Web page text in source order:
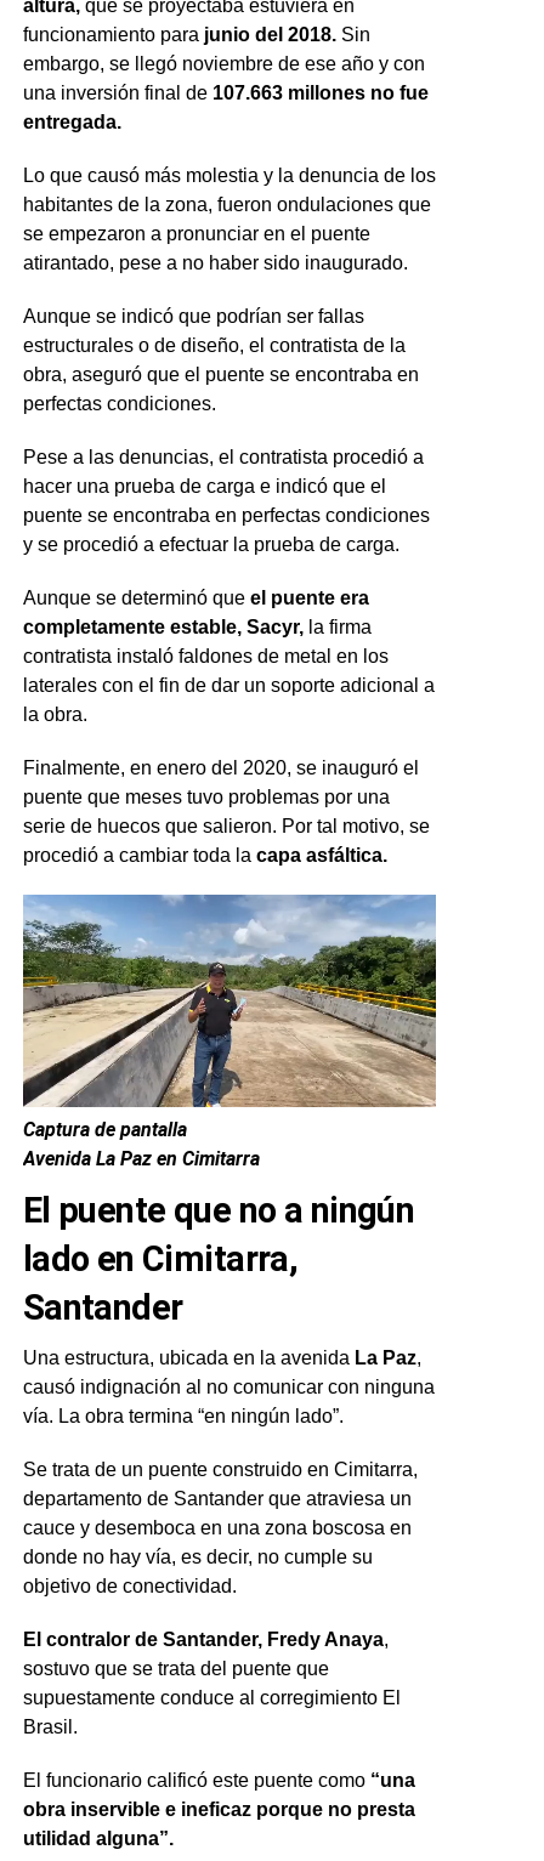
altura,que se proyectaba estuviera en
funcionamiento para junio del 2018.Sin
embargo, se llegó noviembre de ese año y con
una inversión final de 107.663 millones no fue
entregada.
Lo que causó más molestia y la denuncia de los
habitantes de la zona, fueron ondulaciones que
se empezaron a pronunciar en el puente
atirantado, pese a no haber sido inaugurado.
Aunque se indicó que podrían ser fallas
estructurales o de diseño, el contratista de la
obra, aseguró que el puente se encontraba en
perfectas condiciones.
Pese a las denuncias, el contratista procedió a
hacer una prueba de carga e indicó que el
puente se encontraba en perfectas condiciones
y se procedió a efectuar la prueba de carga.
Aunque se determinó queel puente era
completamente estable, Sacyr,la firma
contratista instaló faldones de metal en los
laterales con el fin de dar un soporte adicional a
la obra.
Finalmente, en enero del 2020, se inauguró el
puente que meses tuvo problemas por una
serie de huecos que salieron. Por tal motivo, se
procedió a cambiar toda la capa asfáltica.
Captura de pantalla
Avenida La Paz en Cimitarra
El puente que no a ningún
lado en Cimitarra,
Santander
Una estructura, ubicada en la avenida La Paz,
causó indignación al no comunicar con ninguna
vía. La obra termina “en ningún lado”.
Se trata de un puente construido en Cimitarra,
departamento de Santander que atraviesa un
cauce y desemboca en una zona boscosa en
donde no hay vía, es decir, no cumple su
objetivo de conectividad.
El contralor de Santander, Fredy Anaya,
sostuvo que se trata del puente que
supuestamente conduce al corregimiento El
Brasil.
El funcionario calificó este puente como “una
obra inservible e ineficaz porque no presta
utilidad alguna”.